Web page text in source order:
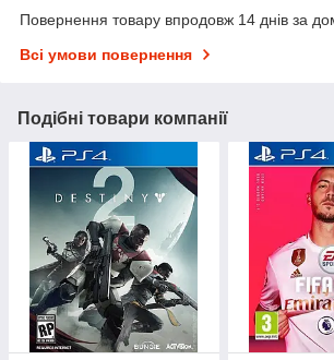
Повернення товару впродовж 14 днів за
Всі умови повернення
Подібні товари компанії